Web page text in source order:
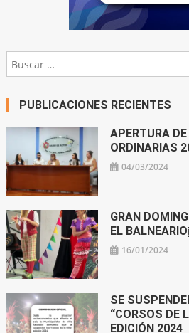
PUBLICACIONES RECIENTES
APERTURA
ORDINARIAS
04/03/2024
GRAN
EL
16/01/2024
SE
“CORSOS DE
EDICIÓN 2024